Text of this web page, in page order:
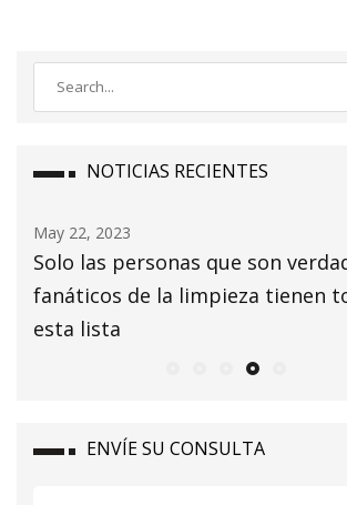
NOTICIAS RECIENTES
May 24, 2023
Aproveche al máximo su línea de
perforación
ENVÍE SU CONSULTA